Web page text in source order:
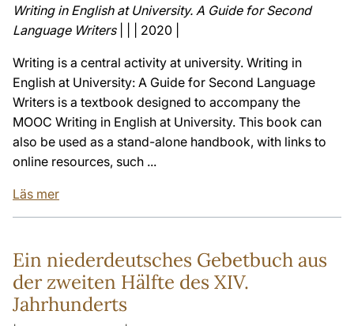
Writing in English at University. A Guide for Second
Language Writers| | | 2020 |
Writing is a central activity at university. Writing in
English at University: A Guide for Second Language
Writers is a textbook designed to accompany the
MOOC Writing in English at University. This book can
also be used as a stand-alone handbook, with links to
online resources, such ...
Läs mer
Ein niederdeutsches Gebetbuch aus
der zweiten Hälfte des XIV.
Jahrhunderts